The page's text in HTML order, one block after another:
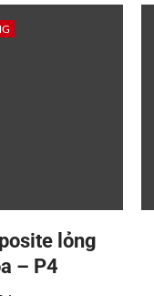
lỏng
– P4